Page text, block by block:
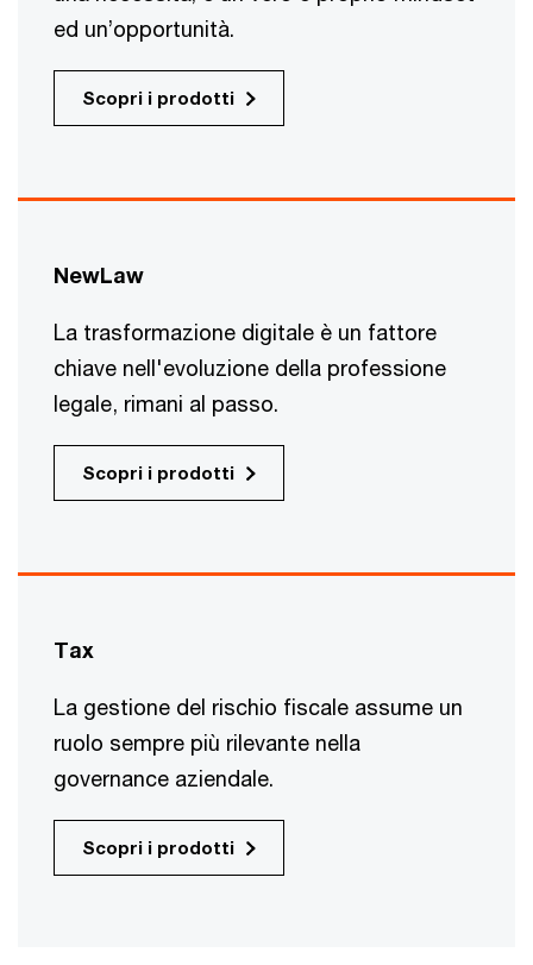
ed un’opportunità.
Scopri i prodotti
NewLaw
La trasformazione digitale è un fattore
chiave nell'evoluzione della professione
legale, rimani al passo.
Scopri i prodotti
Tax
La gestione del rischio fiscale assume un
ruolo sempre più rilevante nella
governance aziendale.
Scopri i prodotti